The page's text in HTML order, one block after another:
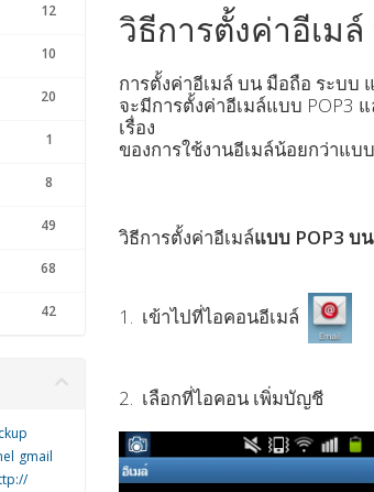
12
10
20
1
8
49
68
42
วิธีการตั้งค่าอีเม
การตั้งค่าอีเมล์ บน มือถือ ระบ
จะมีการตั้งค่าอีเมล์แบบ POP3
เรื่อง
ของการใช้งานอีเมล์น้อยกว่าแบ
วิธีการตั้งค่าอีเมล์แบบ POP3 บ
1. เข้าไปที่ไอคอนอีเมล์
2. เลือกที่ไอคอน เพิ่มบัญชี
gmail